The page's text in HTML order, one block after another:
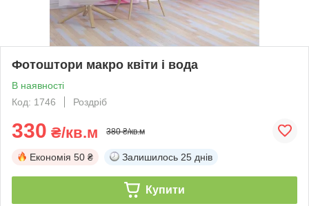
Фотоштори макро квіти і вода
В наявності
Код: 1746
Роздріб
330 ₴/кв.м 380 ₴/кв.м
Економія 50 ₴ Залишилось 25 днів
Купити